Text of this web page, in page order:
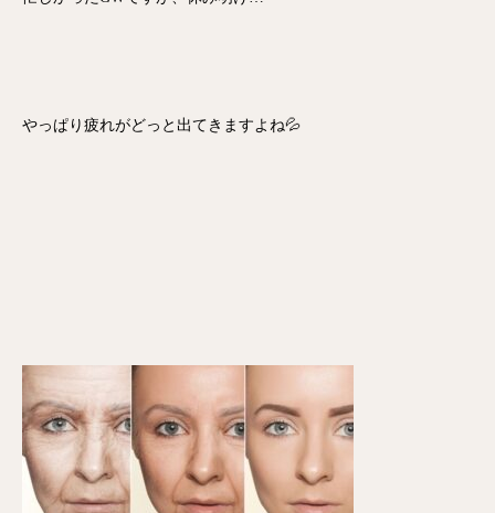
やっぱり疲れがどっと出てきますよね💦